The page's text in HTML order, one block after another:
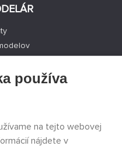
používa
na tejto webovej
nájdete v